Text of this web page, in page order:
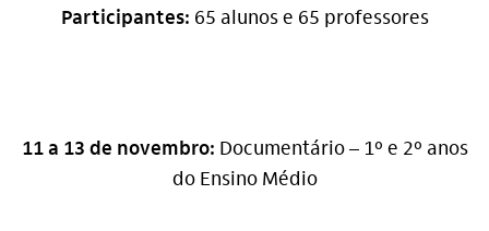
Participantes: 65 alunos e 65 professores
11 a 13 de novembro: Documentário – 1º e 2º anos
do Ensino Médio